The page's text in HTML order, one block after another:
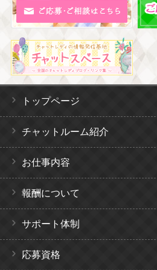
トップページ
チャットルーム紹介
お仕事内容
報酬について
サポート体制
応募資格